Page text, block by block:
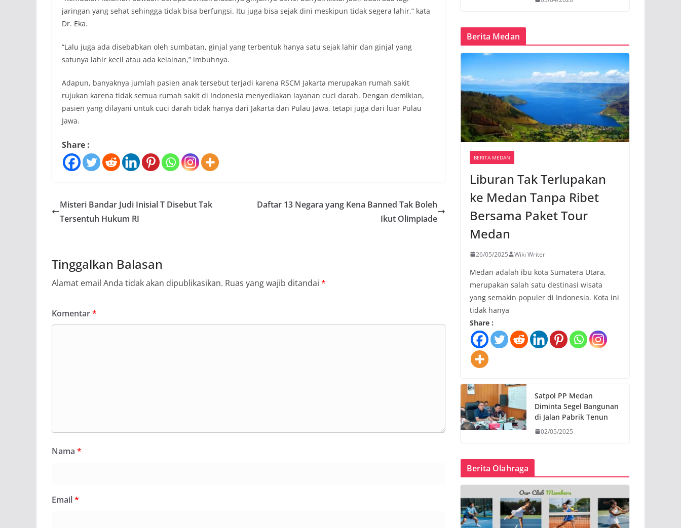
jaringan yang sehat sehingga tidak bisa berfungsi. Itu juga bisa sejak dini meskipun tidak segera lahir,” kata
Dr. Eka.
“Lalu juga ada disebabkan oleh sumbatan, ginjal yang terbentuk hanya satu sejak lahir dan ginjal yang
satunya lahir kecil atau ada kelainan,” imbuhnya.
Adapun, banyaknya jumlah pasien anak tersebut terjadi karena RSCM Jakarta merupakan rumah sakit
rujukan karena tidak semua rumah sakit di Indonesia menyediakan layanan cuci darah. Dengan demikian,
pasien yang dilayani untuk cuci darah tidak hanya dari Jakarta dan Pulau Jawa, tetapi juga dari luar Pulau
Jawa.
Share :
Misteri Bandar Judi Inisial T Disebut Tak
Tersentuh Hukum RI
Daftar 13 Negara yang Kena Banned Tak Boleh
Ikut Olimpiade
Tinggalkan Balasan
Alamat email Anda tidak akan dipublikasikan. Ruas yang wajib ditandai *
Komentar*
Nama *
Email*
Berita Medan
BERITA MEDAN
Liburan Tak Terlupakan
ke Medan Tanpa Ribet
Bersama Paket Tour
Medan
26/05/2025 Wiki Writer
Medan adalah ibu kota Sumatera Utara,
merupakan salah satu destinasi wisata
yang semakin populer di Indonesia. Kota ini
tidak hanya
Share :
Satpol PP Medan
Diminta Segel Bangunan
di Jalan Pabrik Tenun
02/05/2025
Berita Olahraga